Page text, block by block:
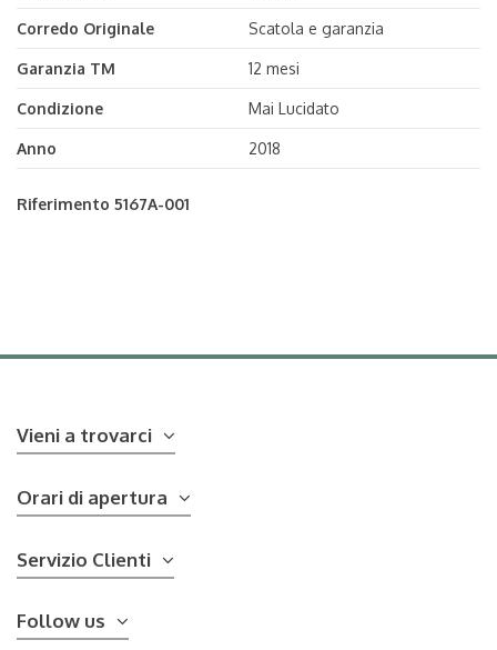
Corredo Originale Scatola e garanzia
Garanzia TM 12 mesi
Condizione Mai Lucidato
Anno 2018
Riferimento 5167A-001
Vieni a trovarci
Orari di apertura
Servizio Clienti
Follow us